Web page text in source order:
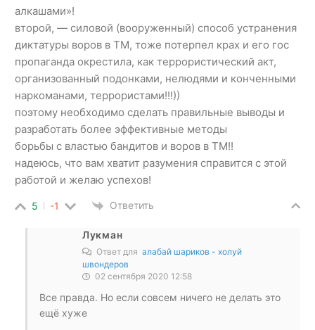
алкашами»!
второй, — силовой (вооруженный) способ устранения
диктатуры воров в ТМ, тоже потерпел крах и его гос
пропаганда окрестила, как террористический акт,
организованный подонками, нелюдями и конченными
наркоманами, террористами!!!))
поэтому необходимо сделать правильные выводы и
разработать более эффективные методы
борьбы с властью бандитов и воров в ТМ!!
надеюсь, что вам хватит разумения справится с этой
работой и желаю успехов!
5 -1 Ответить
Лукман
Ответ для алабай шариков - холуй
швондеров
02 сентября 2020 12:58
Все правда. Но если совсем ничего не делать это
ещё хуже